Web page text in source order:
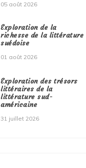
05 août 2026
Exploration de la
richesse de la littérature
suédoise
01 août 2026
Exploration des trésors
littéraires de la
littérature sud-
américaine
31 juillet 2026